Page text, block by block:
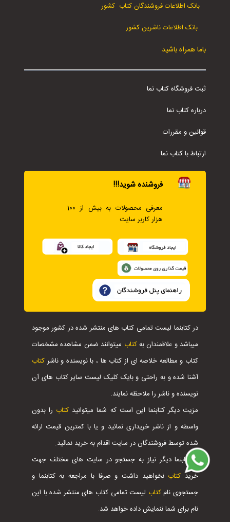
بانک اطلاعات فروشندگان کتاب کشور
بانک اطلاعات ناشرین کشور
باما همراه باشید
ثبت فروشگاه کتاب نما
درباره کتاب نما
قوانین و مقررات
ارتباط با کتاب نما
فروشنده شوید!!!
معرفی محصولات به بیش از 100
هزار کاربر سایت
در کتابنما لیست تمامی کتاب های منتشر شده در کشور موجود
میباشد و علاقمندان بهکتاب میتوانند ضمن مشاهده مشخصات
کتاب و مطالعه خلاصه ای از کتاب ها ، با نویسنده و ناشرکتاب
آشنا شده و به راحتی و بایک کلیک لیست سایر کتاب های آن
نویسنده و ناشر را ملاحظه نمایند.
مزیت دیگر کتابنما این است که شما میتوانید کتاب را بدون
واسطه و از ناشر خریداری نمائید و یا با کمترین قیمت ارائه
شده توسط فروشندگان در سایت اقدام به خرید نمائید.
با کتابنما دیگر نیاز به جستجو در سایت های مختلف جهت
خرید کتابنخواهید داشت و صرفا با مراجعه به کتابنما و
جستجوی نامکتاب لیست تمامی کتاب های منتشر شده با این
نام برای شما ننمایش داده خواهد شد.